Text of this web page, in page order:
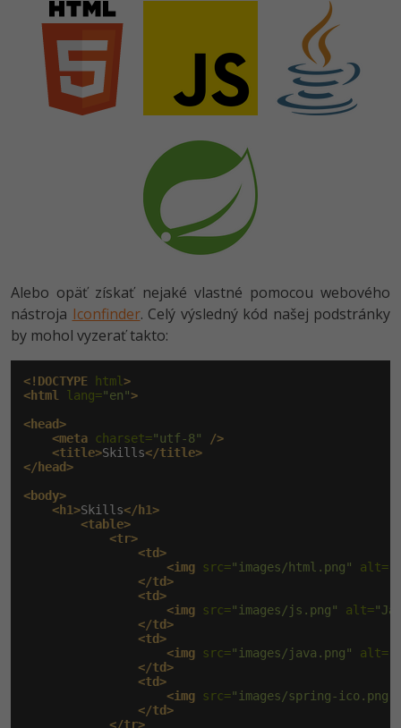
Alebo opäť získať nejaké vlastné pomocou webového
nástroja Iconfinder. Celý výsledný kód našej podstránky
by mohol vyzerať takto:
<!DOCTYPE html >
<html
lang="en">
<head>
<meta charset="utf-8"
/>
<title>Skills</title>
</head>
<body>
<h1>Skills</h1>
<table>
<tr>
<td>
<img src="images/html.png" alt=
</td>
<td>
<img src="images/js.png" alt=
</td>
<td>
<img src="images/java.png" alt=
</td>
<td>
<img src="images/spring-ico.png"
</td>
</tr>